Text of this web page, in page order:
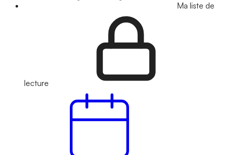
Ma liste de
lecture